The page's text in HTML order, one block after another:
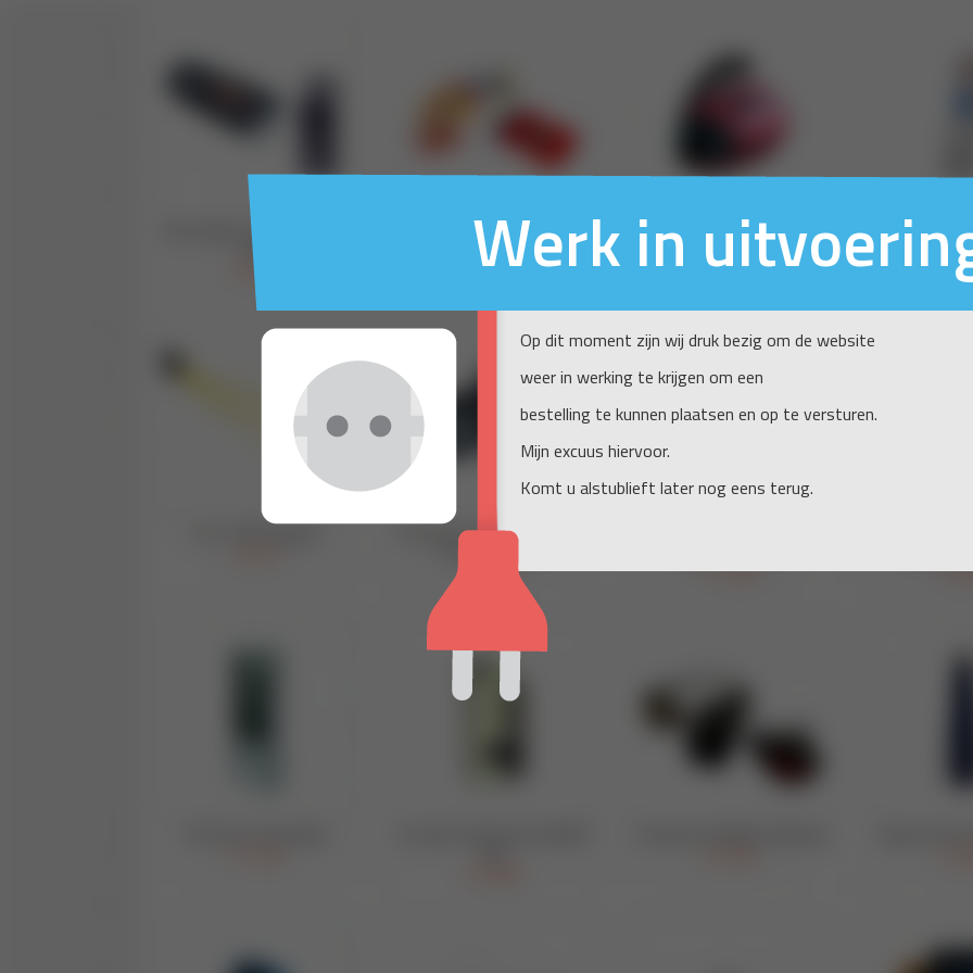
Werk in
Op dit moment zijn wij druk bezig om de website
weer in werking te krijgen om een
bestelling te kunnen plaatsen en op te versturen.
Mijn excuus hiervoor.
Komt u alstublieft later nog eens terug.